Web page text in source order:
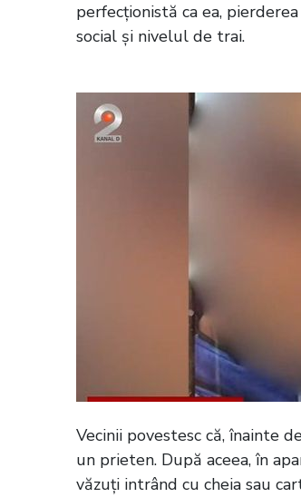
perfecționistă ca ea,
social și nivelul de trai.
Vecinii povestesc că, înainte
un prieten. După aceea, în
văzuți intrând cu cheia sau